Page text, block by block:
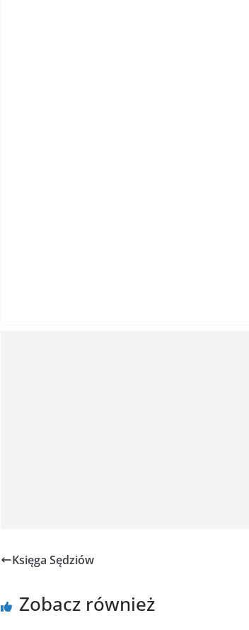
Księga Sędziów
Zobacz również